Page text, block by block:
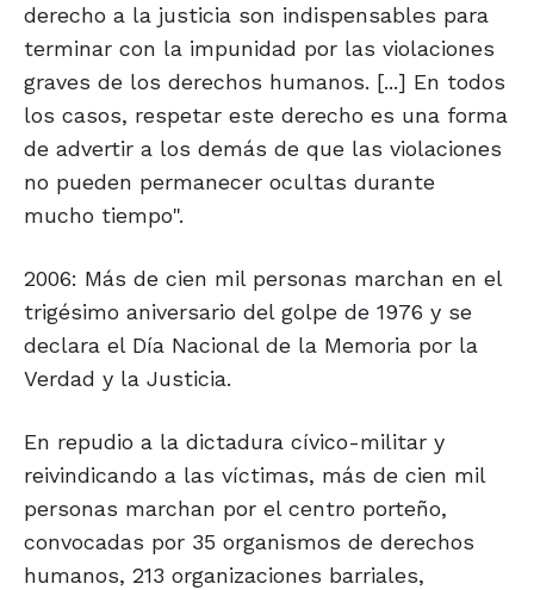
derecho a la justicia son indispensables para
terminar con la impunidad por las violaciones
graves de los derechos humanos. [...] En todos
los casos, respetar este derecho es una forma
de advertir a los demás de que las violaciones
no pueden permanecer ocultas durante
mucho tiempo".
2006: Más de cien mil personas marchan en el
trigésimo aniversario del golpe de 1976 y se
declara el Día Nacional de la Memoria por la
Verdad y la Justicia.
En repudio a la dictadura cívico-militar y
reivindicando a las víctimas, más de cien mil
personas marchan por el centro porteño,
convocadas por 35 organismos de derechos
humanos, 213 organizaciones barriales,